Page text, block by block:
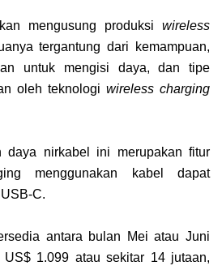
mengusung produksi wireless
tergantung dari kemampuan,
untuk mengisi daya, dan tipe
oleh teknologi wireless charging
daya nirkabel ini merupakan fitur
menggunakan kabel dapat
C.
antara bulan Mei atau Juni
1.099 atau sekitar 14 jutaan,